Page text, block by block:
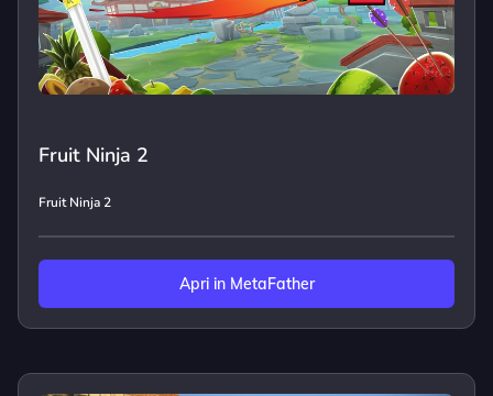
Fruit Ninja 2
Fruit Ninja 2
Apri in MetaFather